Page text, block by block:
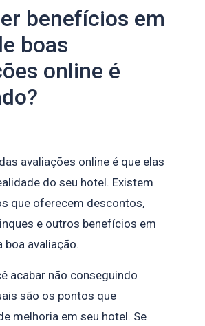
benefícios em
boas
online é
avaliações online é que elas
do seu hotel. Existem
que oferecem descontos,
e outros benefícios em
boa avaliação.
acabar não conseguindo
são os pontos que
melhoria em seu hotel. Se